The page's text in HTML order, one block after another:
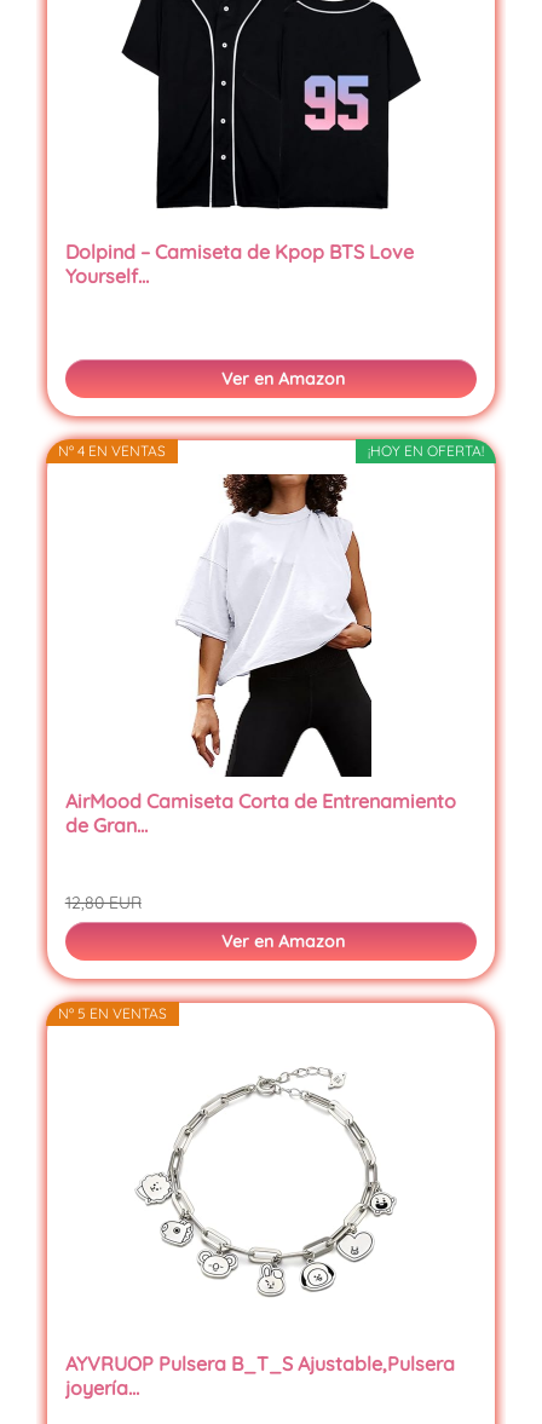
Dolpind – Camiseta de Kpop BTS Love
Yourself…
Ver en Amazon
¡HOY EN OFERTA!
Nº 4 EN VENTAS
AirMood Camiseta Corta de Entrenamiento
de Gran…
12,80 EUR
Ver en Amazon
Nº 5 EN VENTAS
AYVRUOP Pulsera B_T_S Ajustable,Pulsera
joyería…